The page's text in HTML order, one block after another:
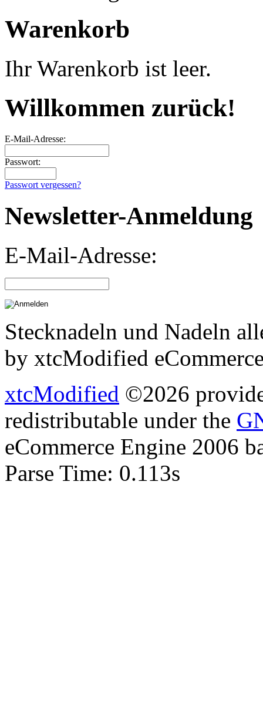
Warenkorb
Ihr Warenkorb ist leer.
Willkommen zurück!
E-Mail-Adresse:
Passwort:
Passwort vergessen?
Newsletter-Anmeldung
E-Mail-Adresse:
Stecknadeln und Nadeln
by xtcModified
xtcModified ©2026
redistributable under the
eCommerce Engine 2006
Parse Time: 0.113s